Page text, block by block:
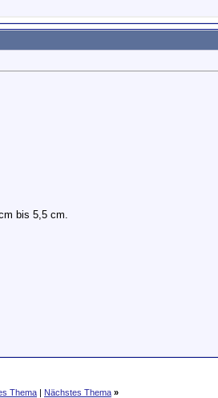
bis 5,5 cm.
Thema | Nächstes Thema »